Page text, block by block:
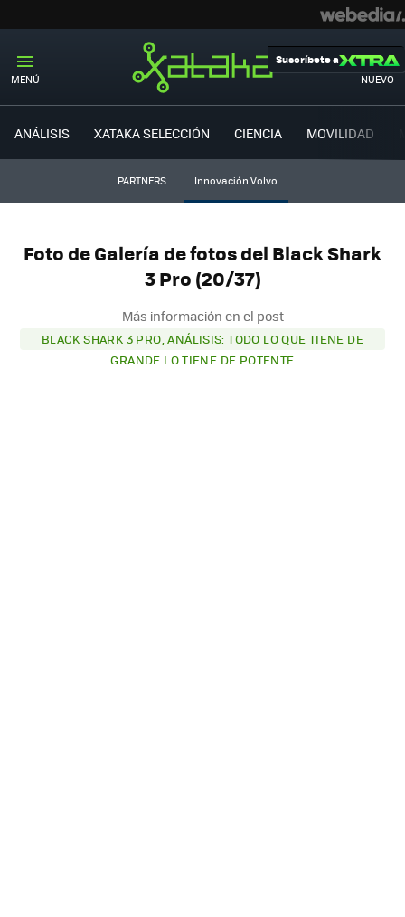
MENÚ NUEVO
Suscríbete a
ANÁLISIS XATAKA SELECCIÓN CIENCIA MOVILIDAD
PARTNERS Innovación Volvo
Foto de Galería de fotos del Black Shark
3 Pro (20/37)
Más información en el post
BLACK SHARK 3 PRO, ANÁLISIS: TODO LO QUE TIENE DE
GRANDE LO TIENE DE POTENTE